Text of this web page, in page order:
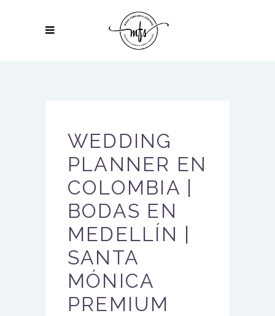
WEDDING
PLANNER EN
COLOMBIA |
BODAS EN
MEDELLÍN |
SANTA
MÓNICA
PREMIUM